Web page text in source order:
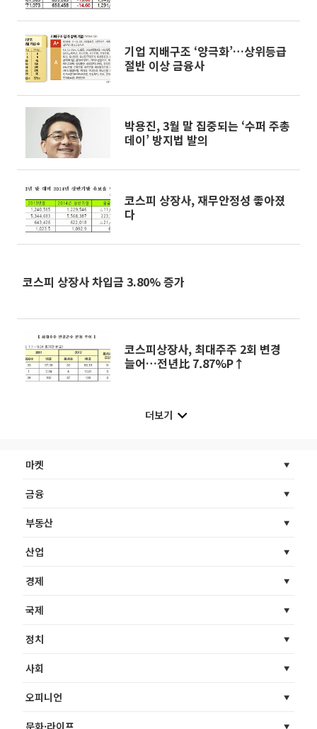
기업 지배구조 ‘양극화’…상위등급
절반 이상 금융사
박용진, 3월 말 집중되는 ‘수퍼 주총
데이’ 방지법 발의
코스피 상장사, 재무안정성 좋아졌
다
코스피 상장사 차입금 3.80% 증가
코스피상장사, 최대주주 2회 변경
늘어…전년比 7.87%P↑
더보기
마켓
금융
부동산
산업
경제
국제
정치
사회
오피니언
문화·라이프